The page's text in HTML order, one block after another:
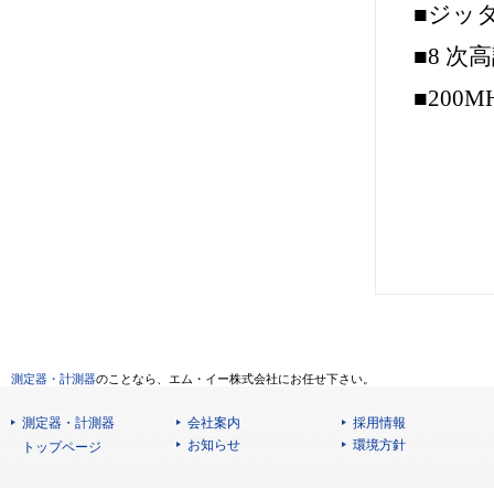
■ジッ
■8 次高
測定器・計測器のことなら、エム・イー株式会社にお任せ下さい。
測定器・計測器
トップページ
会社案内
採用情報
お知らせ
環境方針